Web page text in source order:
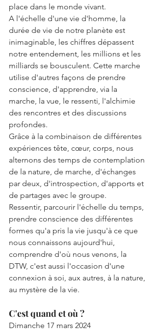
place dans le monde vivant.
A l'échelle d'une vie d'homme, la
durée de vie de notre planète est
inimaginable, les chiffres dépassent
notre entendement, les millions et les
milliards se bousculent. Cette marche
utilise d'autres façons de prendre
conscience, d'apprendre, via la
marche, la vue, le ressenti, l'alchimie
des rencontres et des discussions
profondes.
Grâce à la combinaison de différentes
expériences tête, cœur, corps, nous
alternons des temps de contemplation
de la nature, de marche, d'échanges
par deux, d'introspection, d'apports et
de partages avec le groupe.
Ressentir, parcourir l'échelle du temps,
prendre conscience des différentes
formes qu'a pris la vie jusqu'à ce que
nous connaissons aujourd'hui,
comprendre d'où nous venons, la
DTW, c'est aussi l'occasion d'une
connexion à soi, aux autres, à la nature,
au mystère de la vie.
C'est quand et où ?
Dimanche 17 mars 2024